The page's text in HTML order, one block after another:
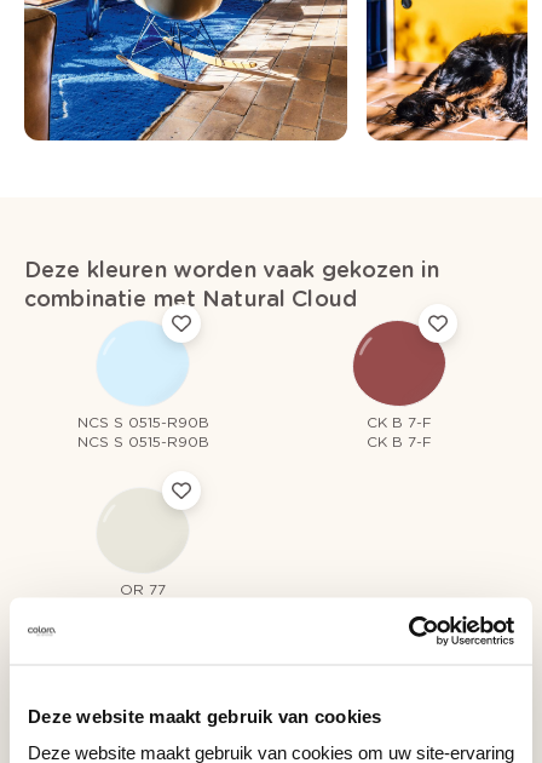
Deze website maakt gebruik van cookies
Deze website maakt gebruik van cookies om uw site-ervaring
Deze kleuren worden vaak gekozen in
combinatie met Natural Cloud
NCS S 0515-R90B
NCS S 0515-R90B
CK B 7-F
CK B 7-F
OR 77
Recent bekeken kleuren